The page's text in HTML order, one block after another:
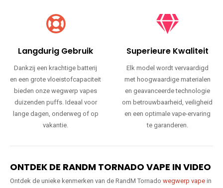
Langdurig Gebruik
Dankzij een krachtige batterij
en een grote vloeistofcapaciteit
bieden onze wegwerp vapes
duizenden puffs. Ideaal voor
lange dagen, onderweg of op
vakantie.
Superieure Kwaliteit
Elk model wordt vervaardigd
met hoogwaardige materialen
en geavanceerde technologie
om betrouwbaarheid, veiligheid
en een optimale vape-ervaring
te garanderen.
ONTDEK DE RANDM TORNADO VAPE IN VIDEO
Ontdek de unieke kenmerken van de RandM Tornado wegwerp vape in